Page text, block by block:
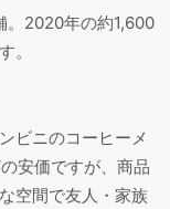
。2020年の約1,600
。
ビニのコーヒーメ
安価ですが、商品
空間で友人・家族